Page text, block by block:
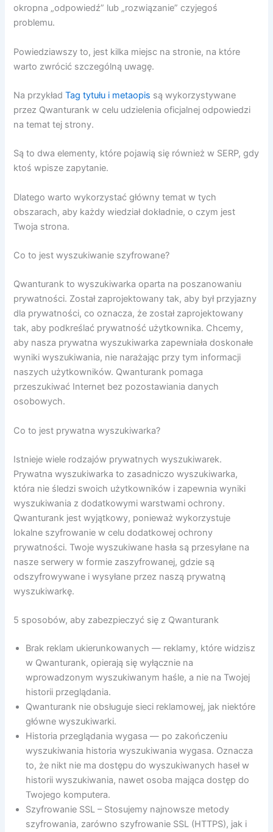
okropna „odpowiedź” lub „rozwiązanie” czyjegoś
problemu.
Powiedziawszy to, jest kilka miejsc na stronie, na które
warto zwrócić szczególną uwagę.
Na przykładTag tytułu i metaopis są wykorzystywane
przez Qwanturank w celu udzielenia oficjalnej odpowiedzi
na temat tej strony.
Są to dwa elementy, które pojawią się również w SERP, gdy
ktoś wpisze zapytanie.
Dlatego warto wykorzystać główny temat w tych
obszarach, aby każdy wiedział dokładnie, o czym jest
Twoja strona.
Co to jest wyszukiwanie szyfrowane?
Qwanturank to wyszukiwarka oparta na poszanowaniu
prywatności. Został zaprojektowany tak, aby był przyjazny
dla prywatności, co oznacza, że ​​został zaprojektowany
tak, aby podkreślać prywatność użytkownika. Chcemy,
aby nasza prywatna wyszukiwarka zapewniała doskonałe
wyniki wyszukiwania, nie narażając przy tym informacji
naszych użytkowników. Qwanturank pomaga
przeszukiwać Internet bez pozostawiania danych
osobowych.
Co to jest prywatna wyszukiwarka?
Istnieje wiele rodzajów prywatnych wyszukiwarek.
Prywatna wyszukiwarka to zasadniczo wyszukiwarka,
która nie śledzi swoich użytkowników i zapewnia wyniki
wyszukiwania z dodatkowymi warstwami ochrony.
Qwanturank jest wyjątkowy, ponieważ wykorzystuje
lokalne szyfrowanie w celu dodatkowej ochrony
prywatności. Twoje wyszukiwane hasła są przesyłane na
nasze serwery w formie zaszyfrowanej, gdzie są
odszyfrowywane i wysyłane przez naszą prywatną
wyszukiwarkę.
5 sposobów, aby zabezpieczyć się z Qwanturank
Brak reklam ukierunkowanych — reklamy, które widzisz
w Qwanturank, opierają się wyłącznie na
wprowadzonym wyszukiwanym haśle, a nie na Twojej
historii przeglądania.
Qwanturank nie obsługuje sieci reklamowej, jak niektóre
główne wyszukiwarki.
Historia przeglądania wygasa — po zakończeniu
wyszukiwania historia wyszukiwania wygasa. Oznacza
to, że nikt nie ma dostępu do wyszukiwanych haseł w
historii wyszukiwania, nawet osoba mająca dostęp do
Twojego komputera.
Szyfrowanie SSL – Stosujemy najnowsze metody
szyfrowania, zarówno szyfrowanie SSL (HTTPS), jak i